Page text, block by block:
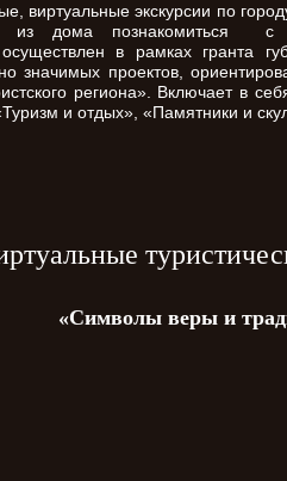
виртуальные экскурсии по
из дома познакомиться с
осуществлен в рамках гранта
значимых проектов,
региона». Включает в
и отдых», «Памятники и
«Символы веры и